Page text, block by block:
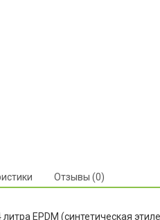
Отзывы (0)
EPDM (синтетическая